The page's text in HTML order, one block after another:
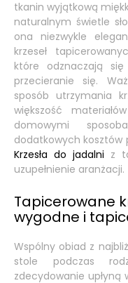
tkanin wyjątkową
naturalnym świetle
ona niezwykle
krzeseł
które odznaczają
przecieranie się.
sposób utrzymania
większość
domowymi
dodatkowych kosztów
Krzesła do jadalni z
uzupełnienie aranżacji.
Tapicerowane
wygodne i
Wspólny obiad z
stole podczas
zdecydowanie upłyną